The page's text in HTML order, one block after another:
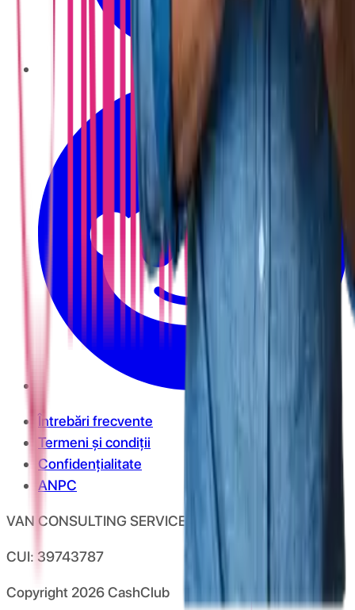
Întrebări frecvente
Termeni și condiții
Confidențialitate
ANPC
VAN CONSULTING SERVICES S.R.L.
CUI: 39743787
Copyright 2026CashClub